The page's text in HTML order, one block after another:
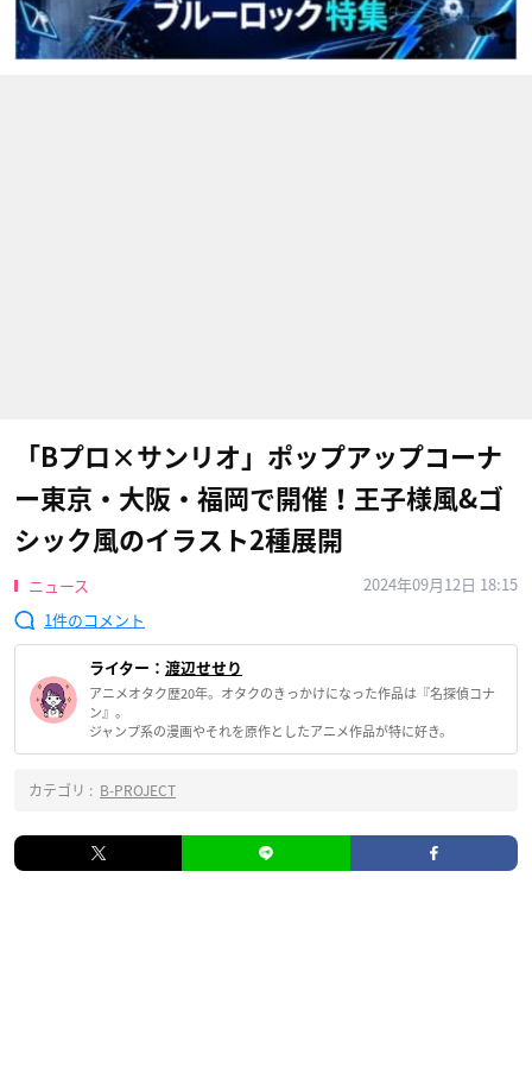
「Bプロ×サンリオ」ポップアップコーナ
ー東京・大阪・福岡で開催！王子様風&ゴ
シック風のイラスト2種展開
ニュース
2024年09月12日 18:15
1
ライター： 渡辺せせり
アニメオタク歴20年。オタクのきっかけになった作品は『名探偵コナ
ン』。
ジャンプ系の漫画やそれを原作としたアニメ作品が特に好き。
カテゴリ : B-PROJECT